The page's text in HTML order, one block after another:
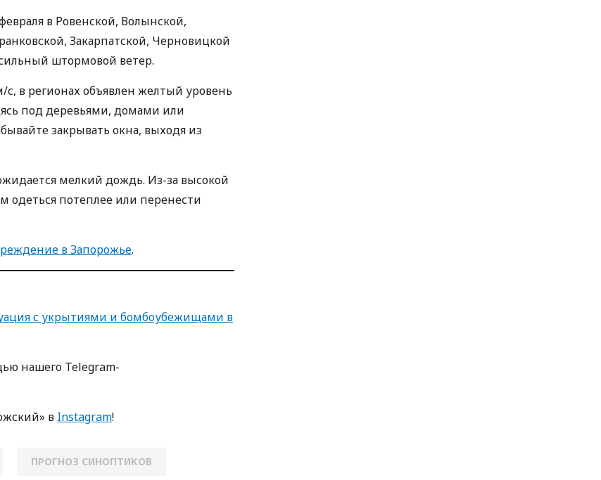
в Ровенской, Волынской,
Закарпатской, Черновицкой
штормовой ветер.
с, в регионах объявлен желтый уровень
под деревьями, домами или
закрывать окна, выходя из
мелкий дождь. Из-за высокой
одеться потеплее или перенести
в Запорожье.
с укрытиями и бомбоубежищами в
нашегo Telegram-
в Instagram!
ПРОГНОЗ СИНОПТИКОВ